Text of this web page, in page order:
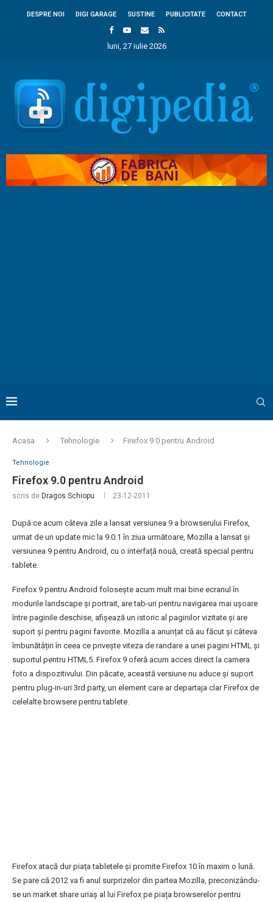
DESPRE NOI DIGI GARAGE SUSTINE PUBLICITATE CONTACT
luni, 27 iulie 2026
Acasa Tehnologie Firefox 9.0 pentru Android
Tehnologie
Firefox 9.0 pentru Android
scris de Dragos Schiopu 23-12-2011
După ce acum câteva zile a lansat versiunea 9 a browserului Firefox,
urmat de un update mic la 9.0.1 în ziua următoare, Mozilla a lansat și
versiunea 9 pentru Android, cu o interfață nouă, creată special pentru
tablete.
Firefox 9 pentru Android folosește acum mult mai bine ecranul în
modurile landscape și portrait, are tab-uri pentru navigarea mai ușoare
între paginile deschise, afișează un istoric al paginilor vizitate și are
suport și pentru pagini favorite. Mozilla a anunțat că au făcut și câteva
îmbunătățiri în ceea ce privește viteza de randare a unei pagini HTML și
suportul pentru HTML5. Firefox 9 oferă acum acces direct la camera
foto a dispozitivului. Din păcate, această versiune nu aduce și suport
pentru plug-in-uri 3rd party, un element care ar departaja clar Firefox de
celelalte browsere pentru tablete.
Firefox atacă dur piața tabletele și promite Firefox 10 în maxim o lună.
Se pare că 2012 va fi anul surprizelor din partea Mozilla, preconizându-
se un market share uriaș al lui Firefox pe piața browserelor pentru